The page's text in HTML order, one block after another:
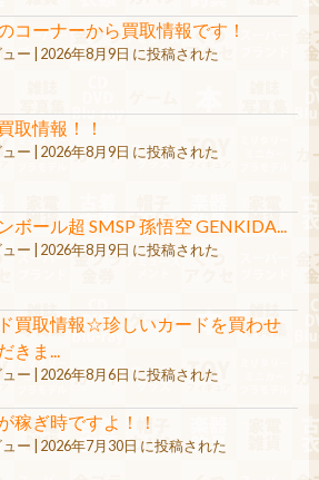
コーナーから買取情報です！
ー 2026年8月9日 に投稿された
取情報！！
ー 2026年8月9日 に投稿された
ボール超 SMSP 孫悟空 GENKIDA...
ー 2026年8月9日 に投稿された
買取情報☆珍しいカードを買わせ
きま...
ー 2026年8月6日 に投稿された
稼ぎ時ですよ！！
ー 2026年7月30日 に投稿された